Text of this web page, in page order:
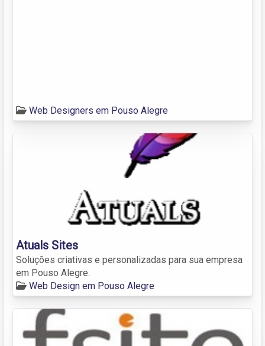
Web Designers em Pouso Alegre
Atuals Sites
Soluções criativas e personalizadas para sua empresa
em Pouso Alegre.
Web Design em Pouso Alegre